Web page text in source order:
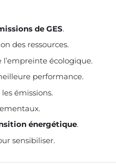
de GES.
des ressources.
écologique.
performance.
émissions.
énergétique.
sensibiliser.